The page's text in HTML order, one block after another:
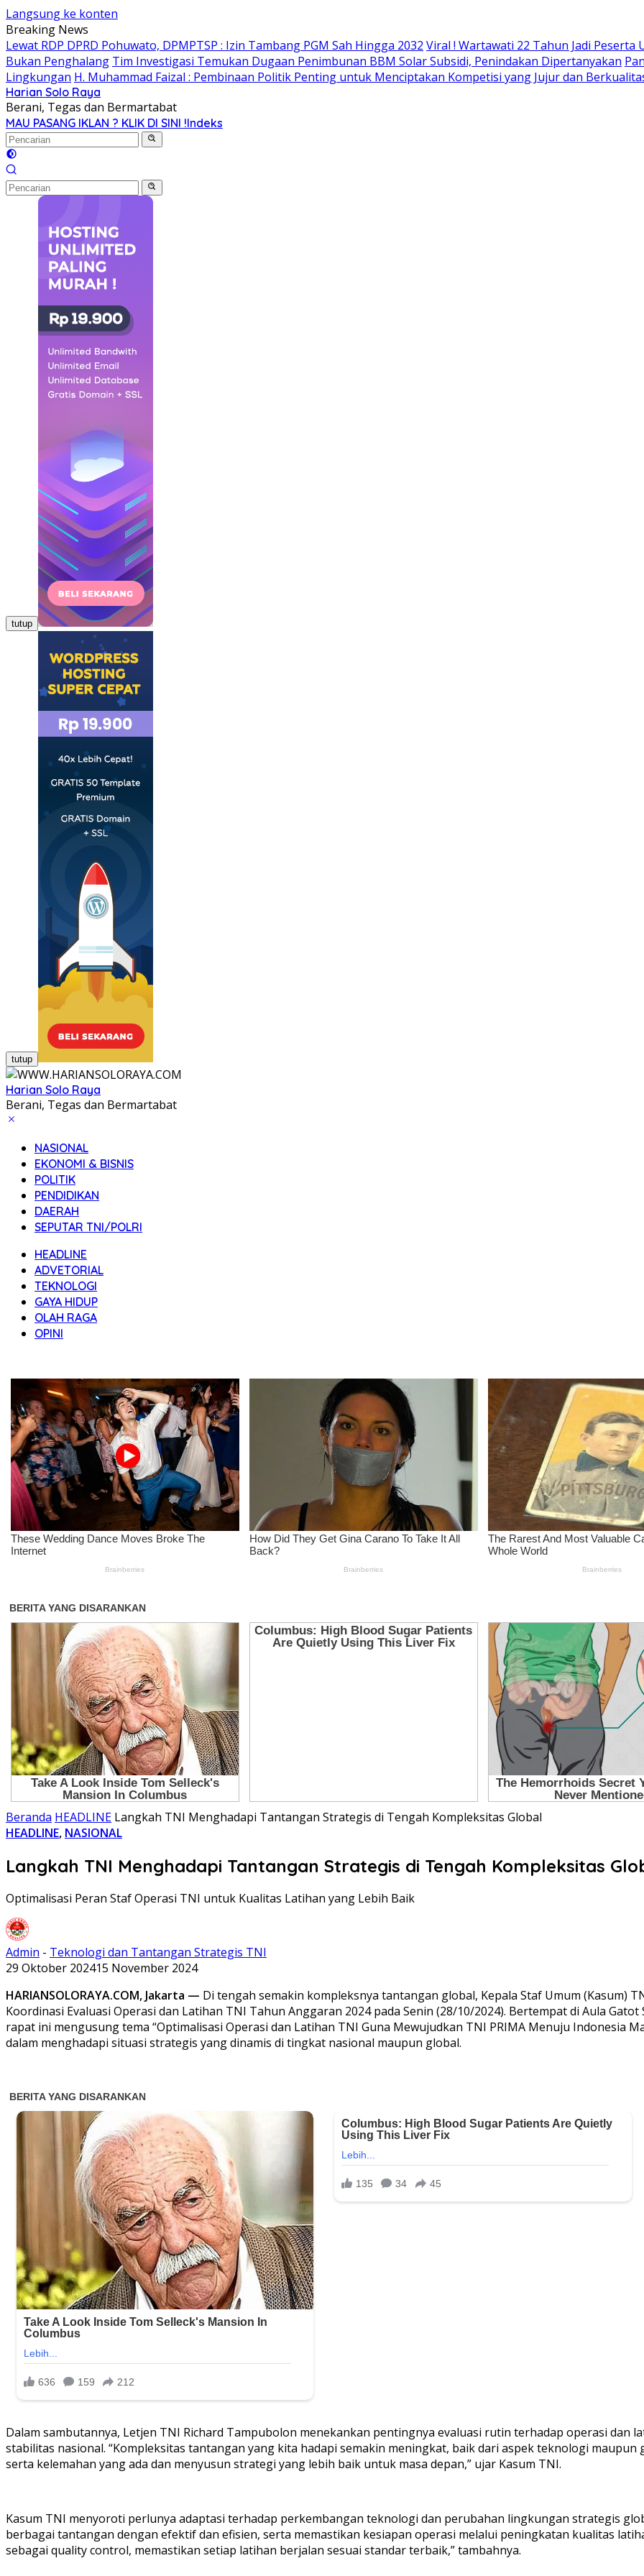
Langsung ke konten
Breaking News
Lewat RDP DPRD Pohuwato, DPMPTSP : Izin Tambang PGM Sah Hingga 2032 Viral ! Wartawati 22 Tahun Jadi
Bukan Penghalang Tim Investigasi Temukan Dugaan Penimbunan BBM Solar Subsidi, Penindakan Dipertanyakan
Lingkungan H. Muhammad Faizal : Pembinaan Politik Penting untuk Menciptakan Kompetisi yang Jujur dan
Harian Solo Raya
Berani, Tegas dan Bermartabat
MAU PASANG IKLAN ? KLIK DI SINI !Indeks
tutup
tutup
Harian Solo Raya
Berani, Tegas dan Bermartabat
NASIONAL
EKONOMI & BISNIS
POLITIK
PENDIDIKAN
DAERAH
SEPUTAR TNI/POLRI
HEADLINE
ADVETORIAL
TEKNOLOGI
GAYA HIDUP
OLAH RAGA
OPINI
Beranda HEADLINE Langkah TNI Menghadapi Tantangan Strategis di Tengah Kompleksitas Global
HEADLINE, NASIONAL
Langkah TNI Menghadapi Tantangan Strategis di Tengah Kompleksitas
Optimalisasi Peran Staf Operasi TNI untuk Kualitas Latihan yang Lebih Baik
Admin - Teknologi dan Tantangan Strategis TNI
29 Oktober 202415 November 2024
HARIANSOLORAYA.COM, Jakarta — Di tengah semakin kompleksnya tantangan global, Kepala Staf Umum (Kasum)
Koordinasi Evaluasi Operasi dan Latihan TNI Tahun Anggaran 2024 pada Senin (28/10/2024). Bertempat di Aula
rapat ini mengusung tema “Optimalisasi Operasi dan Latihan TNI Guna Mewujudkan TNI PRIMA Menuju Indonesia
dalam menghadapi situasi strategis yang dinamis di tingkat nasional maupun global.
Dalam sambutannya, Letjen TNI Richard Tampubolon menekankan pentingnya evaluasi rutin terhadap operasi dan
stabilitas nasional. “Kompleksitas tantangan yang kita hadapi semakin meningkat, baik dari aspek teknologi
serta kelemahan yang ada dan menyusun strategi yang lebih baik untuk masa depan,” ujar Kasum TNI.
Kasum TNI menyoroti perlunya adaptasi terhadap perkembangan teknologi dan perubahan lingkungan strategis
berbagai tantangan dengan efektif dan efisien, serta memastikan kesiapan operasi melalui peningkatan kualitas
sebagai quality control, memastikan setiap latihan berjalan sesuai standar terbaik,” tambahnya.